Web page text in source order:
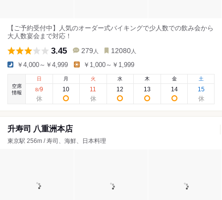
【ご予約受付中】人気のオーダー式バイキングで少人数での飲み会から
大人数宴会まで対応！
3.45 279 人 12080 人
￥4,000～￥4,999 ￥1,000～￥1,999
空席
情報
日
8/9
月
10
火
11
水
12
木
13
金
14
土
15
升寿司 八重洲本店
東京駅 256m / 寿司、海鮮、日本料理